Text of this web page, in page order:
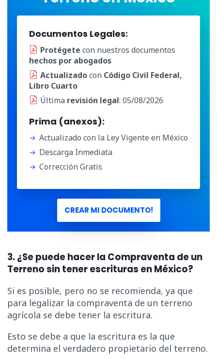
Documentos Legales:
Protégete con nuestros documentos
hechos por abogados
Actualizadocon Código Civil Federal,
Libro Cuarto
Última revisión legal: 05/08/2026
Prima (anexos):
Actualizado con la Ley Vigente en México
Descarga Inmediata
Corrección Gratis
CREAR MI DOCUMENTO!
3. ¿Se puede hacer la Compraventa de un
Terreno sin tener escrituras en México?
Si es posible, pero no se recomienda, ya que
para legalizar la compraventa de un terreno
agrícola se debe tener la escritura.
Esto se debe a que la escritura es la que
determina el verdadero propietario del terreno.